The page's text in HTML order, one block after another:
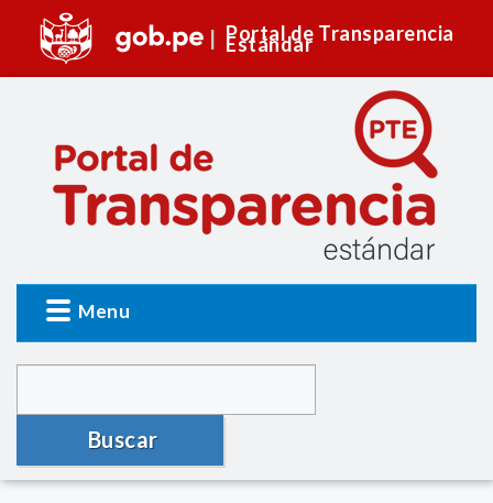
Portal de Transparencia
Estándar
Menu
Buscar